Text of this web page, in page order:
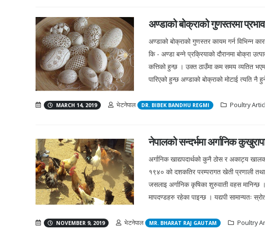
अण्डाको बोक्राको गुणस्तरमा
अण्डाको बोक्राको गुणस्तर कायम गर्न विभिन्न
कि - अण्डा बन्ने प्रक्रियाको दौरानमा बोक्रा
कत्तिको हुन्छ । उक्त ठाउँमा कम समय व्यतित
पारिएको हुन्छ अण्डाको बोक्राको मोटाई त्यति
MARCH 14, 2019 भेटनेपाल DR. BIBEK BANDHU REGMI Poultry
नेपालको सन्दर्भमा अर्गानिक
अर्गानिक खाद्यपदार्थको कुनै ठोस र अकाट्य
१९४० को दशकतिर परम्परागत खेती प्रणाली
जसलाइ अर्गानिक कृषिका शुरुवाती वहस मानिन्छ ।
मापदण्डहरु रहेका पाइन्छ । यद्यपी सामान्यतः
NOVEMBER 9, 2019 भेटनेपाल MR. BHARAT RAJ GAUTAM Poultry